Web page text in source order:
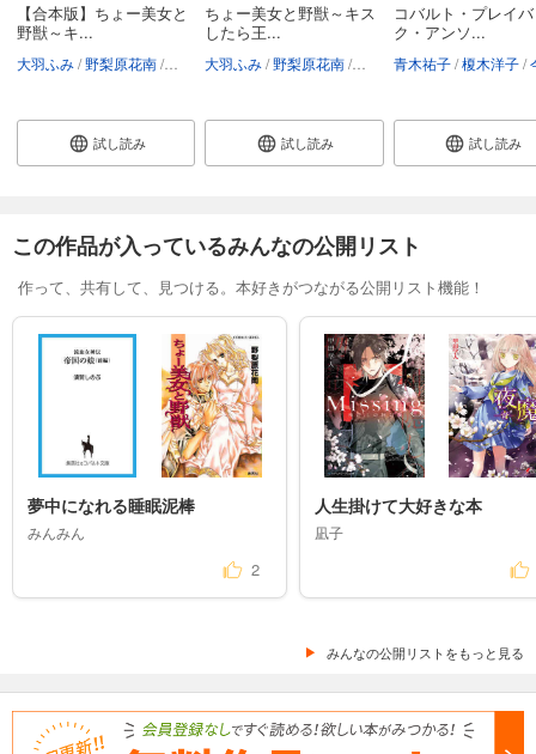
【合本版】ちょー美女と
野獣～キ...
大羽ふみ 野梨原花南 宮城とおこ
試し読み
ちょー美女と野獣～キス
したら王...
大羽ふみ 野梨原花南 宮城とおこ
試し読み
コバルト・プレイ
ク・アンソ...
青木祐子 榎木洋子 今
試し読み
この作品が入っているみんなの公開リスト
作って、共有して、見つける。本好きがつながる公開リスト機能！
夢中になれる睡眠泥棒
みんみん
2
人生掛けて大好きな本
凪子
みんなの公開リストをもっと見る